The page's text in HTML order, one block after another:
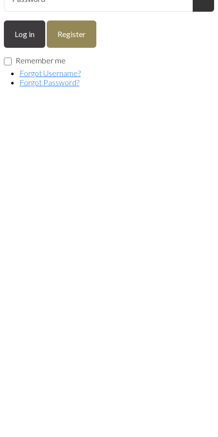
Log in Register
Remember me
Forgot Username?
Forgot Password?